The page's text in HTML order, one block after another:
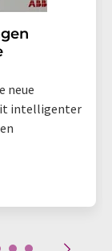
neue
intelligenter